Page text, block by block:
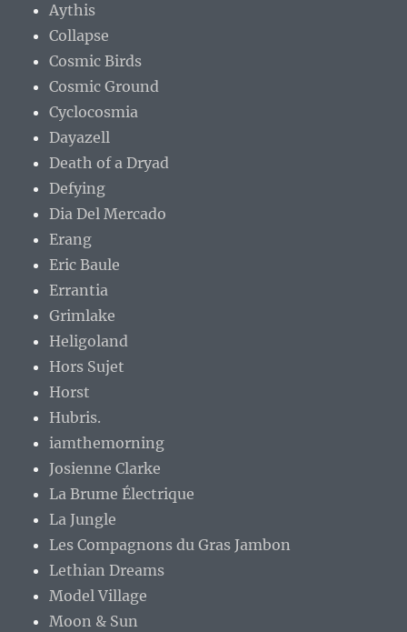
Aythis
Collapse
Cosmic Birds
Cosmic Ground
Cyclocosmia
Dayazell
Death of a Dryad
Defying
Dia Del Mercado
Erang
Eric Baule
Errantia
Grimlake
Heligoland
Hors Sujet
Horst
Hubris.
iamthemorning
Josienne Clarke
La Brume Électrique
La Jungle
Les Compagnons du Gras Jambon
Lethian Dreams
Model Village
Moon & Sun